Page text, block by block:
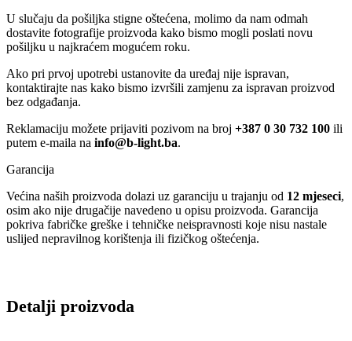
U slučaju da pošiljka stigne oštećena, molimo da nam odmah
dostavite fotografije proizvoda kako bismo mogli poslati novu
pošiljku u najkraćem mogućem roku.
Ako pri prvoj upotrebi ustanovite da uređaj nije ispravan,
kontaktirajte nas kako bismo izvršili zamjenu za ispravan proizvod
bez odgađanja.
Reklamaciju možete prijaviti pozivom na broj +387 0 30 732 100 ili
putem e-maila na info@b-light.ba.
Garancija
Većina naših proizvoda dolazi uz garanciju u trajanju od 12 mjeseci,
osim ako nije drugačije navedeno u opisu proizvoda. Garancija
pokriva fabričke greške i tehničke neispravnosti koje nisu nastale
uslijed nepravilnog korištenja ili fizičkog oštećenja.
Detalji proizvoda